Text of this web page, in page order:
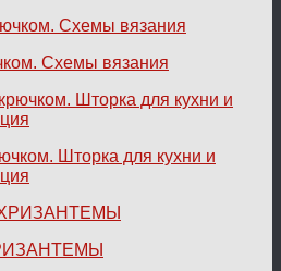
Схемы вязания
Шторка для кухни и